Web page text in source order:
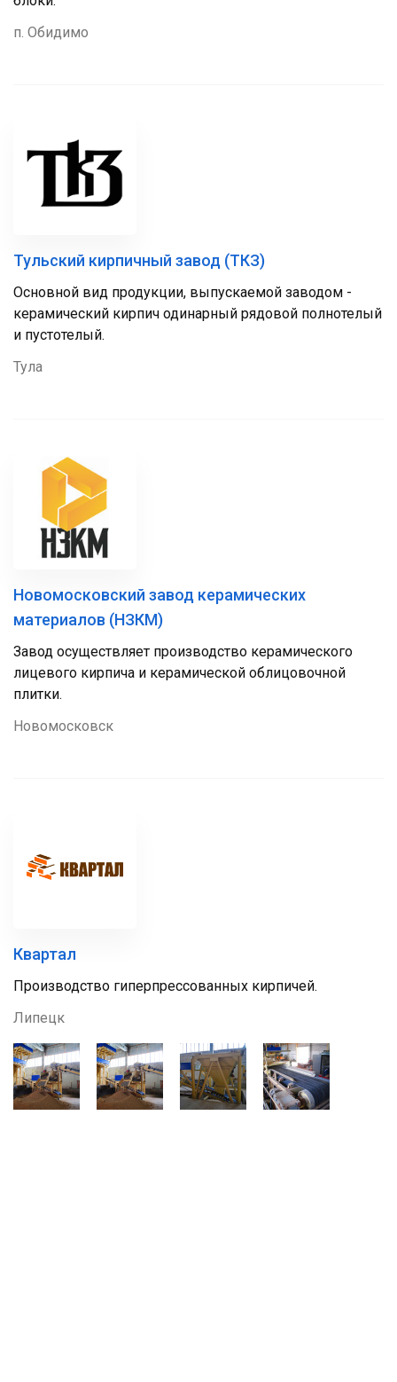
п. Обидимо
Тульский кирпичный завод (ТКЗ)
Основной вид продукции, выпускаемой заводом -
керамический кирпич одинарный рядовой полнотелый
и пустотелый.
Тула
Новомосковский завод керамических
материалов (НЗКМ)
Завод осуществляет производство керамического
лицевого кирпича и керамической облицовочной
плитки.
Новомосковск
Квартал
Производство гиперпрессованных кирпичей.
Липецк